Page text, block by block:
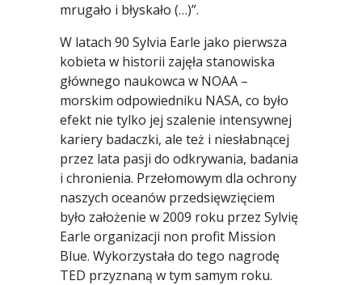
mrugało i błyskało (…)”.
W latach 90 Sylvia Earle jako pierwsza
kobieta w historii zajęła stanowiska
głównego naukowca w NOAA –
morskim odpowiedniku NASA, co było
efekt nie tylko jej szalenie intensywnej
kariery badaczki, ale też i niesłabnącej
przez lata pasji do odkrywania, badania
i chronienia. Przełomowym dla ochrony
naszych oceanów przedsięwzięciem
było założenie w 2009 roku przez Sylvię
Earle organizacji non profit Mission
Blue. Wykorzystała do tego nagrodę
TED przyznaną w tym samym roku.